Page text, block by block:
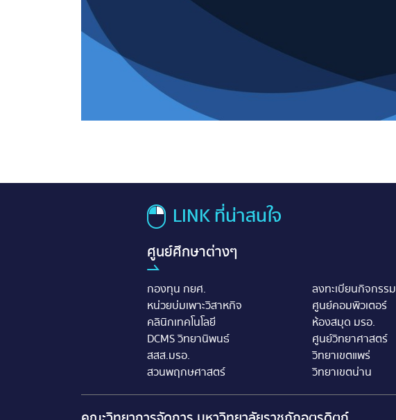
LINK ที่น่าสนใจ
ศูนย์ศึกษาต่างๆ
กองทุน กยศ.
หน่วยบ่มเพาะวิสาหกิจ
คลินิกเทคโนโลยี
DCMS วิทยานิพนธ์
สสส.มรอ.
สวนพฤกษศาสตร์
ลงทะเบียนกิจกรรม
ศูนย์คอมพิวเตอร์
ห้องสมุด มรอ.
ศูนย์วิทยาศาสตร์
วิทยาเขตแพร่
วิทยาเขตน่าน